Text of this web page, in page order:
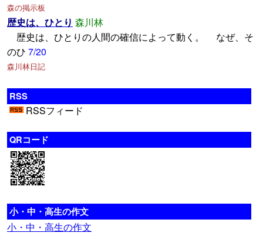
森の掲示板
歴史は、ひとり 森川林
歴史は、ひとりの人間の確信によって動く。 なぜ、そ
のひ 7/20
森川林日記
RSS
RSSフィード
QRコード
小・中・高生の作文
小・中・高生の作文